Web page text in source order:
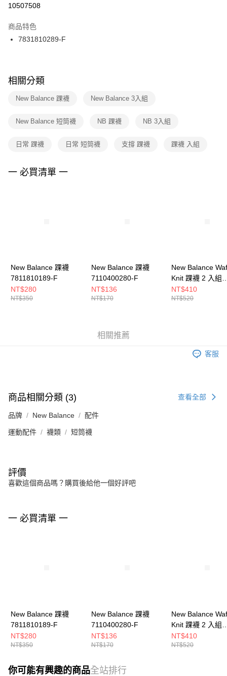
１．於結帳方式選擇「AFTEE先享後付」後，將跳轉至「AFTEE先享後付」
２．訂單成立數日內，您將收到繳費通知簡訊。
３．收到繳費通知簡訊後14天內，點擊此簡訊中的連結，可透過四大超商／
ATM／網路銀行／等多元方式進行付款，方視為交易完成。
※ 交易是否成功請以「AFTEE先享後付 」之結帳頁面顯示為準，若有關於
是否繳費成功／繳費後需取消欲退款等相關疑問，請聯繫「AFTEE先享後付
客戶支援中心」 https://netprotections.freshdesk.com/support/home
１．透過由恩沛科技股份有限公司提供之「AFTEE先享後付」服務完成之交
權轉讓予恩沛科技股份有限公司。
３．未成年的使用者請事先徵得法定代理人或監護人之同意方可使用
「AFTEE先享後付」，若未經同意申辦者引起之損失，本公司不負相關責
每筆NT$100，滿NT$1,500(含以上)免運費
付款後門市自取
每筆NT$100，滿NT$1,500(含以上)免運費
10507508
商品特色
7831810289-F
相關分類
New Balance 踝襪 New Balance 3入組
New Balance 短筒襪 NB 踝襪 NB 3入組
日常 踝襪 日常 短筒襪 支撐 踝襪 踝襪 入組
一 必買清單 一
New Balance 踝襪
7811810189-F
NT$280
NT$350
New Balance 踝襪
7110400280-F
NT$136
NT$170
New Balance
Knit 踝襪 2 入組
LAS42132AS4-F
NT$410
NT$520
相關推薦
客服
商品相關分類 (3) 查看全部
品牌 New Balance 配件
運動配件 襪類 短筒襪
評價
喜歡這個商品嗎？購買後給他一個好評吧
一 必買清單 一
New Balance 踝襪
7811810189-F
NT$280
NT$350
New Balance 踝襪
7110400280-F
NT$136
NT$170
New Balance
Knit 踝襪 2 入組
LAS42132AS4-F
NT$410
NT$520
你可能有興趣的商品全站排行